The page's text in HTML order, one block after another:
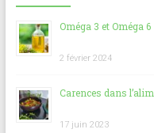
Oméga 3 et Oméga 6
2 février 2024
Carences dans
17 juin 2023